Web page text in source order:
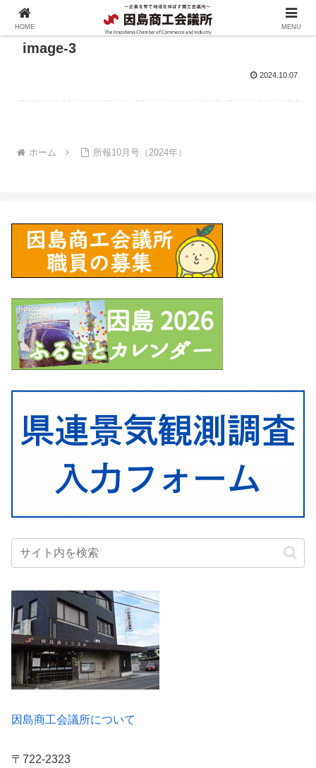
image-3
2024.10.07
ホーム 所報10月号（2024年）
因島商工会議所について
〒722-2323
HOME MENU